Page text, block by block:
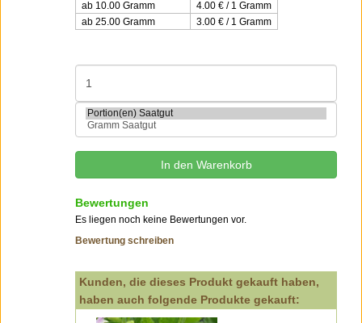
ab 10.00 Gramm
4.00 € / 1 Gramm
ab 25.00 Gramm
3.00 € / 1 Gramm
Bewertungen
Es liegen noch keine Bewertungen vor.
Bewertung schreiben
Kunden, die dieses Produkt gekauft haben,
haben auch folgende Produkte gekauft: